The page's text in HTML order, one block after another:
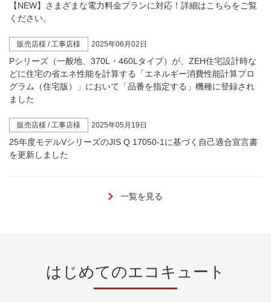
【NEW】さまざまな電力料金プランに対応！詳細はこちらをご覧
ください。
販売店様 / 工事店様 2025年06月02日
Pシリーズ（一般地、370L・460Lタイプ）が、ZEH住宅設計時な
どに住宅の省エネ性能を計算する「エネルギー消費性能計算プロ
グラム（住宅版）」において「品番を指定する」機種に登録され
ました
販売店様 / 工事店様 2025年05月19日
25年度モデルVシリーズのJIS Q 17050-1に基づく自己適合宣言書
を更新しました
一覧を見る
はじめてのエコキュート